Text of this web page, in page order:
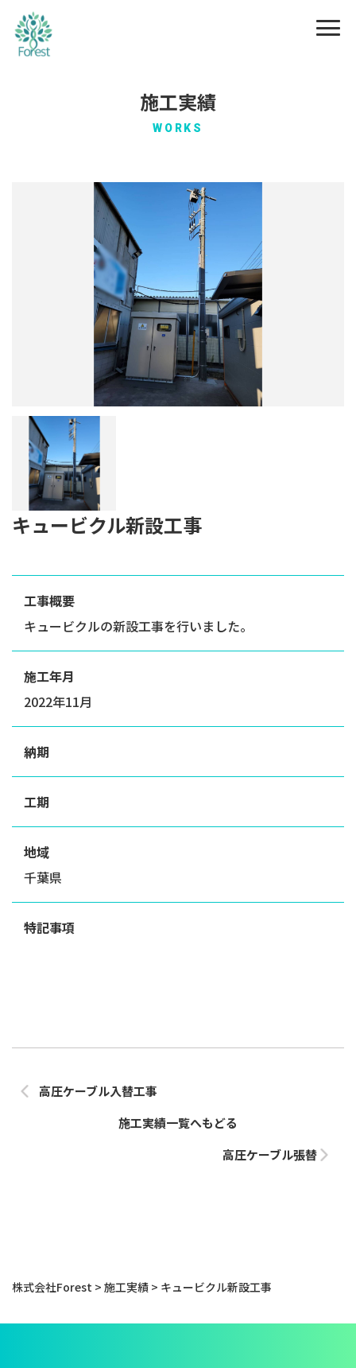
施工実績
WORKS
キュービクル新設工事
工事概要
キュービクルの新設工事を行いました。
施工年月
2022年11月
納期
工期
地域
千葉県
特記事項
高圧ケーブル入替工事
施工実績一覧へもどる
高圧ケーブル張替
株式会社Forest > 施工実績 > キュービクル新設工事